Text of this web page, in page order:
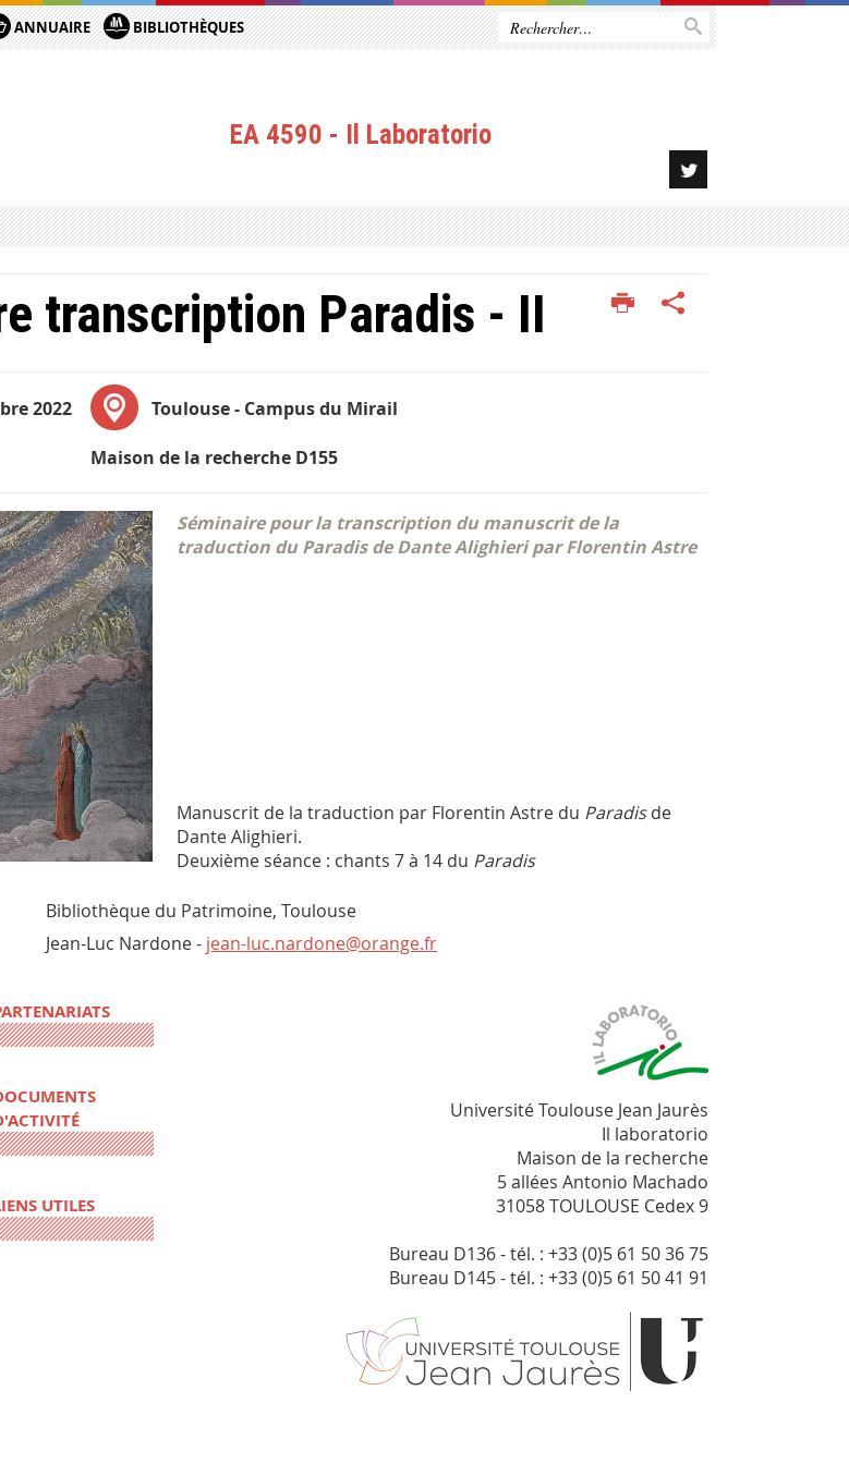
ANNUAIRE BIBLIOTHÈQUES
EA 4590 - Il Laboratorio
transcription Paradis - II
2022 Toulouse - Campus du Mirail
Maison de la recherche D155
Séminaire pour la transcription du manuscrit de la
traduction du Paradis de Dante Alighieri par Florentin Astre
Manuscrit de la traduction par Florentin Astre du Paradisde
Dante Alighieri.
Deuxième séance : chants 7 à 14 du Paradis
Bibliothèque du Patrimoine, Toulouse
Jean-Luc Nardone - jean-luc.nardone@orange.fr
UTILES
Université Toulouse Jean Jaurès
Il laboratorio
Maison de la recherche
5 allées Antonio Machado
31058 TOULOUSE Cedex 9
Bureau D136 - tél. : +33 (0)5 61 50 36 75
Bureau D145 - tél. : +33 (0)5 61 50 41 91